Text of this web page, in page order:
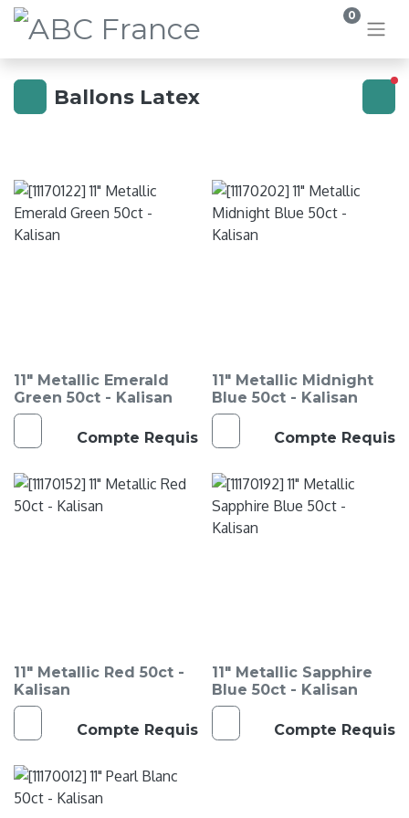
0
Ballons Latex
11" Metallic Emerald
Green 50ct - Kalisan
Compte Requis
11" Metallic Midnight
Blue 50ct - Kalisan
Compte Requis
11" Metallic Red 50ct -
Kalisan
Compte Requis
11" Metallic Sapphire
Blue 50ct - Kalisan
Compte Requis